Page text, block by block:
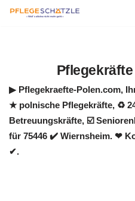
▶︎ Pflegekraefte-Polen.com,
★ polnische Pflegekräfte, ♻
Betreuungskräfte, ☑️
für 75446 ✔️ Wiernsheim. ❤
✔.